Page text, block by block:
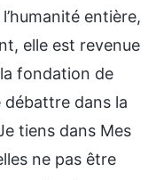
entière,
elle est revenue
fondation de
débattre dans la
tiens dans Mes
ne pas être